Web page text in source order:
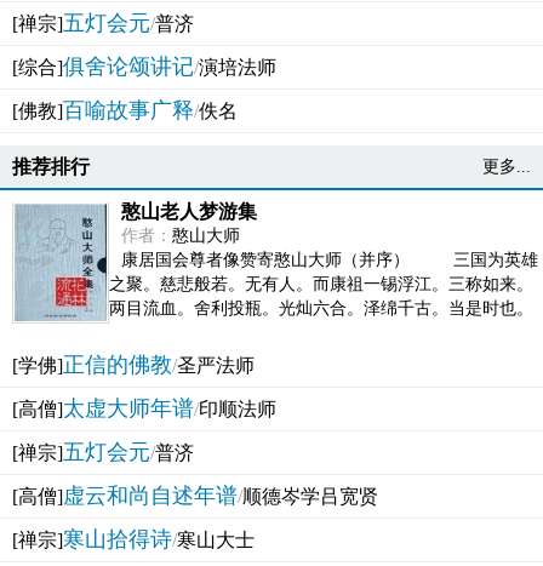
[禅宗]五灯会元/普济
[综合]俱舍论颂讲记/演培法师
[佛教]百喻故事广释/佚名
推荐排行 更多...
憨山老人梦游集
作者： 憨山大师
康居国会尊者像赞寄憨山大师（并序） 三国为英雄
之聚。慈悲般若。无有人。而康祖一锡浮江。三称如来。
两目流血。舍利投瓶。光灿六合。泽绵千古。当是时也。
[学佛]正信的佛教/圣严法师
[高僧]太虚大师年谱/印顺法师
[禅宗]五灯会元/普济
[高僧]虚云和尚自述年谱/顺德岑学吕宽贤
[禅宗]寒山拾得诗/寒山大士